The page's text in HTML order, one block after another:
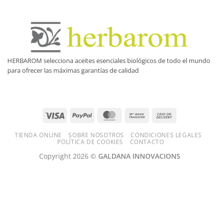
HERBAROM selecciona aceites esenciales biológicos de todo el mundo
para ofrecer las máximas garantías de calidad
Visa PayPal MasterCardBank
Delivery
TIENDA ONLINE SOBRE NOSOTROS
CONDICIONES LEGALES
POLÍTICA DE COOKIES
CONTACTO
Copyright 2026 © GALDANA INNOVACIONS